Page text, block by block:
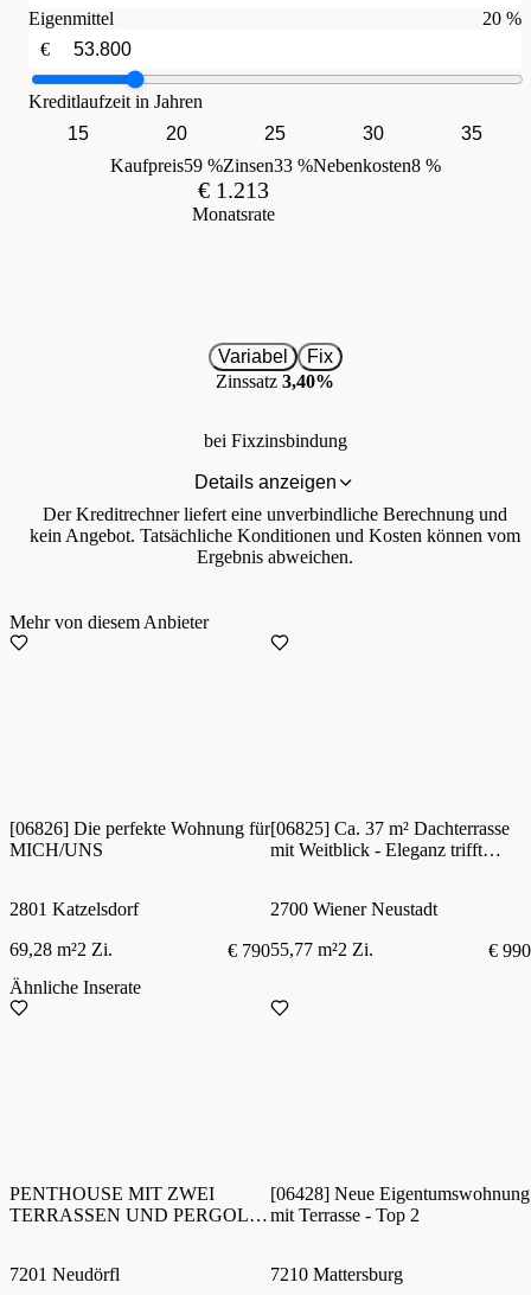
Eigenmittel
20 %
€
Kreditlaufzeit in Jahren
15
20 25 30
35
Kaufpreis59 %Zinsen33 %Nebenkosten8 %
€ 1.213
Monatsrate
Variabel
Fix
Zinssatz 3,40%
bei Fixzinsbindung
Details anzeigen
Der Kreditrechner liefert eine unverbindliche Berechnung und
kein Angebot. Tatsächliche Konditionen und Kosten können vom
Ergebnis abweichen.
Mehr von diesem Anbieter
[06826] Die perfekte Wohnung für
MICH/UNS
2801 Katzelsdorf
69,28 m²2 Zi. € 790
[06825] Ca. 37 m² Dachterrasse
mit Weitblick - Eleganz trifft
2700 Wiener Neustadt
55,77 m²2 Zi.
€ 990
Ähnliche Inserate
PENTHOUSE MIT ZWEI
TERRASSEN UND PERGOLA
7201 Neudörfl
[06428] Neue Eigentumswohnung
mit Terrasse - Top 2
7210 Mattersburg